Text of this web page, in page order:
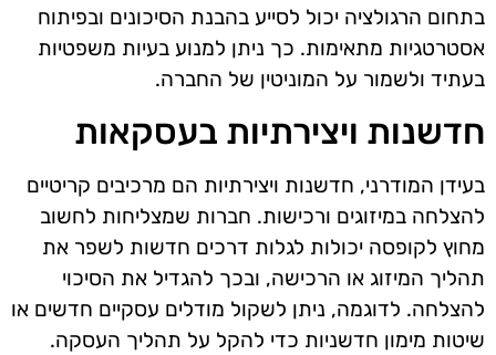
בתחום הרגולציה יכול לסייע בהבנת הסיכונים ובפיתוח
אסטרטגיות מתאימות. כך ניתן למנוע בעיות משפטיות
בעתיד ולשמור על המוניטין של החברה.
חדשנות ויצירתיות בעסקאות
בעידן המודרני, חדשנות ויצירתיות הם מרכיבים קריטיים
להצלחה במיזוגים ורכישות. חברות שמצליחות לחשוב
מחוץ לקופסה יכולות לגלות דרכים חדשות לשפר את
תהליך המיזוג או הרכישה, ובכך להגדיל את הסיכוי
להצלחה. לדוגמה, ניתן לשקול מודלים עסקיים חדשים או
שיטות מימון חדשניות כדי להקל על תהליך העסקה.